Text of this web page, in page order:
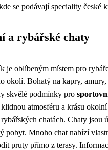
se podávají speciality české
a rybářské chaty
je oblíbeným místem pro
okolí. Bohatý na kapry,
skvělé podmínky pro
atmosféru a krásu
chatách. Chaty jsou
pobyt. Mnoho chat nabízí
pruty přímo z terasy.